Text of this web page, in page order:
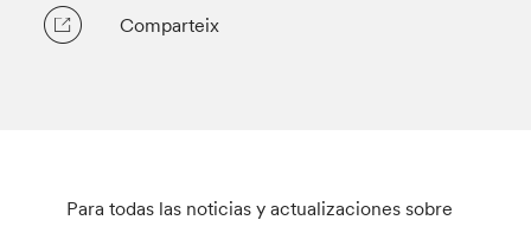
Comparteix
Para todas las noticias y actualizaciones sobre